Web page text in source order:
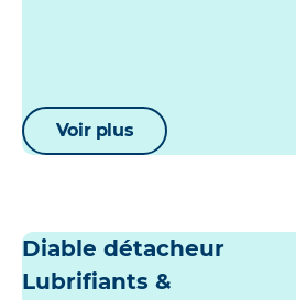
Voir plus
Diable détacheur
Lubrifiants &